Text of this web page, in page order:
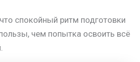
спокойный ритм подготовки
чем попытка освоить всё